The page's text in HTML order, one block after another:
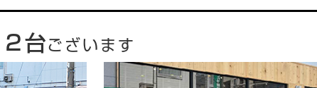
２台ございます